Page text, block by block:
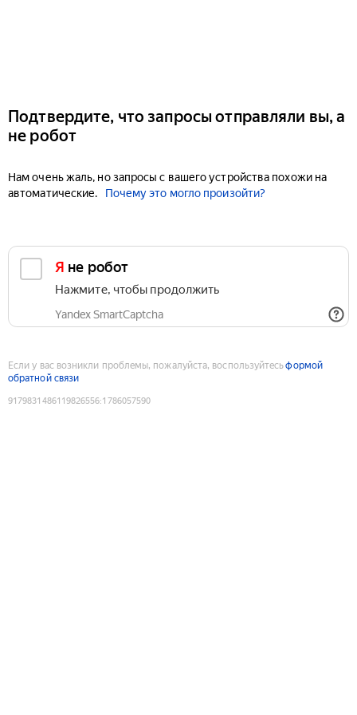
Подтвердите, что запросы отправляли вы, а
не робот
Нам очень жаль, но запросы с вашего устройства похожи на
автоматические.
Почему это могло произойти?
Я не робот
Нажмите, чтобы продолжить
Yandex SmartCaptcha
Если у вас возникли проблемы, пожалуйста, воспользуйтесьформой
обратной связи
9179831486119826556:1786057590